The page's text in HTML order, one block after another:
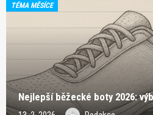
TÉMA MĚSÍCE
Nejlepší běžecké boty 2026: